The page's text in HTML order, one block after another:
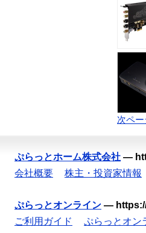
次ペ
ぷらっとホーム株式会社 —
会社概要
株主・投資家情報
ぷらっとオンライン —
ご利用ガイド
ぷらっとオン